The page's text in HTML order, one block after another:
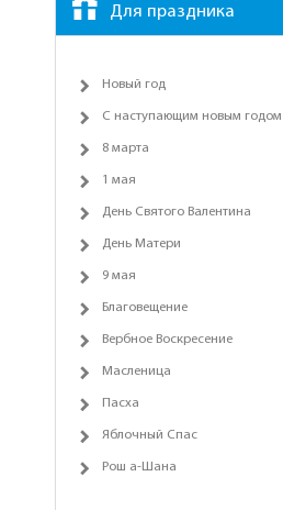
Для праздника
Новый год
С наступающим новым годом
8 марта
1 мая
День Святого Валентина
День Матери
9 мая
Благовещение
Вербное Воскресение
Масленица
Пасха
Яблочный Спас
Рош а-Шана